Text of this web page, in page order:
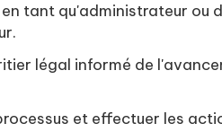
tant qu'administrateur ou
légal informé de
et effectuer les